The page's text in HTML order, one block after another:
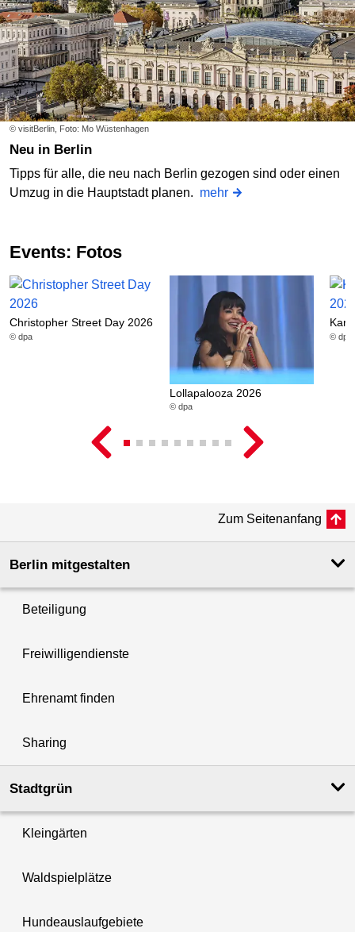
© visitBerlin, Foto: Mo Wüstenhagen
Neu in Berlin
Tipps für alle, die neu nach Berlin gezogen sind oder einen
Umzug in die Hauptstadt planen. mehr
Events: Fotos
Christopher Street Day 2026
© dpa
Lollapalooza 2026
© dpa
© dpa
Zum Seitenanfang
Berlin mitgestalten
Beteiligung
Freiwilligendienste
Ehrenamt finden
Sharing
Stadtgrün
Kleingärten
Waldspielplätze
Hundeauslaufgebiete